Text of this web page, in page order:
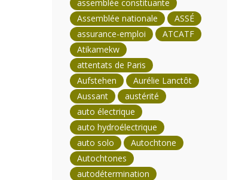
assemblée constituante
Assemblée nationale
ASSÉ
assurance-emploi
ATCATF
Atikamekw
attentats de Paris
Aufstehen
Aurélie Lanctôt
Aussant
austérité
auto électrique
auto hydroélectrique
auto solo
Autochtone
Autochtones
autodétermination